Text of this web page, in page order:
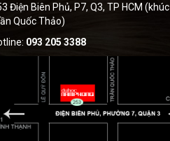
Điện Biên Phủ, P7, Q3, TP HCM (khúc
Quốc Thảo)
093 205 3388